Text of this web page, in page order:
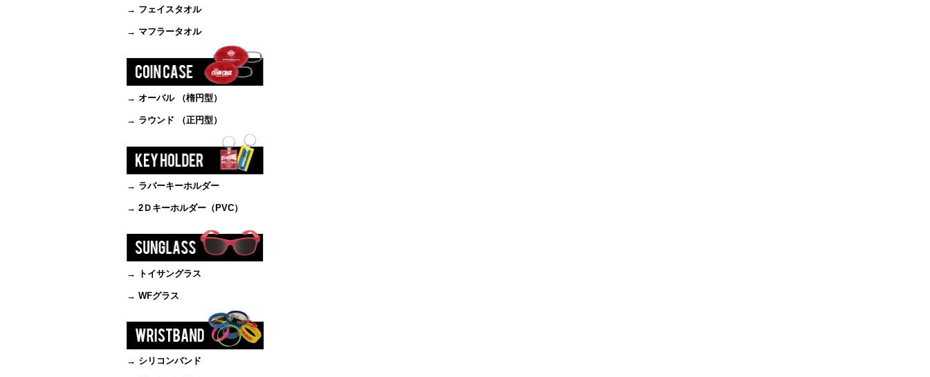
→ フェイスタオル
→ マフラータオル
→ オーバル （楕円型）
→ ラウンド （正円型）
→ ラバーキーホルダー
→ 2Ｄキーホルダー（PVC）
→ トイサングラス
→ WFグラス
→ シリコンバンド